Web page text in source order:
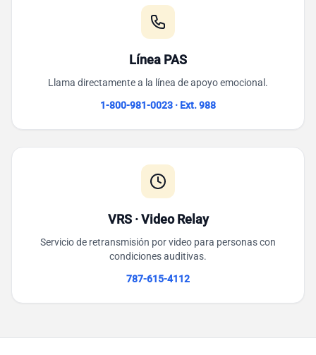
Línea PAS
Llama directamente a la línea de apoyo emocional.
1-800-981-0023 · Ext. 988
VRS · Video Relay
Servicio de retransmisión por video para personas con
condiciones auditivas.
787-615-4112